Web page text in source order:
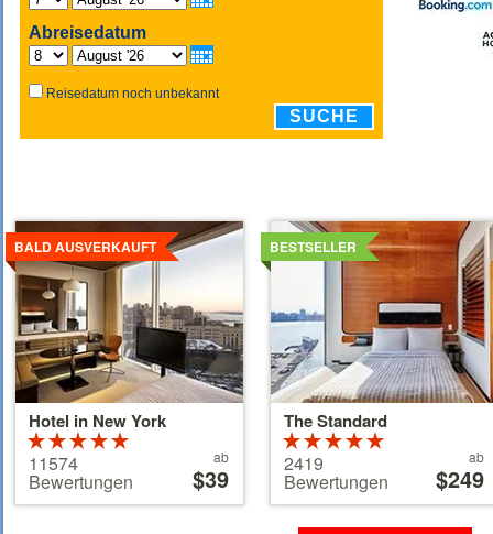
Abreisedatum
Reisedatum noch unbekannt
SUCHE
Hotel in New York
BALD AUSVERKAUFT
5 von 5
Sternen
11574
Bewertungen
ab
$39
Details
ansehen
The Standard
BESTSELLER
5 von 5
Sternen
2419
Bewertungen 110 €
ab
$249
Details
ansehen